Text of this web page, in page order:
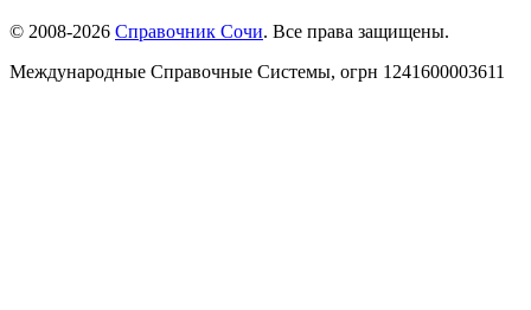
© 2008-2026 Справочник Сочи. Все права защищены.
Международные Справочные Системы, огрн 1241600003611